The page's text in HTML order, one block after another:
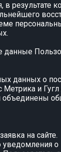
результате
данные
данных о
и Гугл
объединены
на сайте.
о